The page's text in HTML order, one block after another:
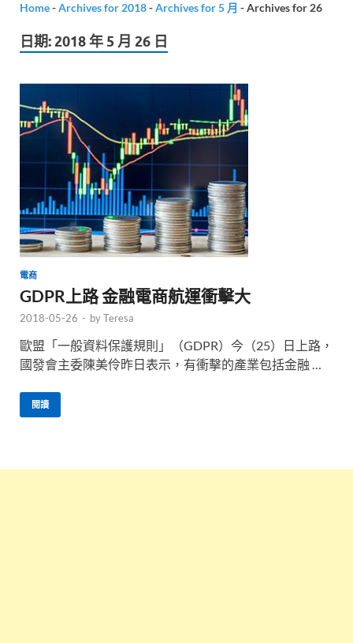
Home-Archives for 2018-Archives for 5 月 -Archives for 26
日期:2018 年 5 月 26 日
電商
GDPR上路 金融電商航運衝擊大
2018-05-26 - byTeresa
歐盟「一般資料保護規則」（GDPR）今（25）日上路，
國發會主委陳美伶昨日表示，有衝擊的產業包括金融 …
閱讀